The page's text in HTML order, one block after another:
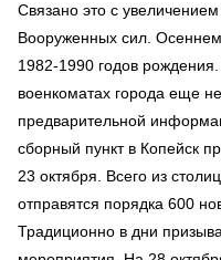
Связано это с
Вооруженных сил.
1982-1990 годов
военкоматах города еще
предварительной
сборный пункт в Копейск
23 октября. Всего из
отправятся порядка 600
Традиционно в дни